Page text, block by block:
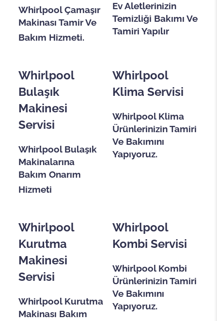
Whirlpool Çamaşır
Makinası Tamir Ve
Bakım Hizmeti.
Ev Aletlerinizin
Temizliği Bakımı Ve
Tamiri Yapılır
Whirlpool
Bulaşık
Makinesi
Servisi
Whirlpool Bulaşık
Makinalarına
Bakım Onarım
Hizmeti
Whirlpool
Klima Servisi
Whirlpool Klima
Ürünlerinizin Tamiri
Ve Bakımını
Yapıyoruz.
Whirlpool
Kurutma
Makinesi
Servisi
Whirlpool Kurutma
Makinası Bakım
Whirlpool
Kombi Servisi
Whirlpool Kombi
Ürünlerinizin Tamiri
Ve Bakımını
Yapıyoruz.